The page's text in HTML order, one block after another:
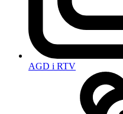
AGD i RTV